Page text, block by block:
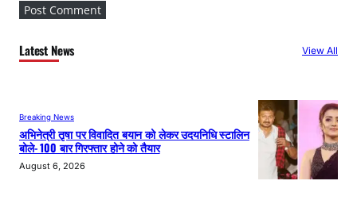
Latest News View All
Breaking News
अभिनेत्री तृषा पर विवादित बयान को लेकर उदयनिधि स्टालिन
बोले- 100 बार गिरफ्तार होने को तैयार
August 6, 2026